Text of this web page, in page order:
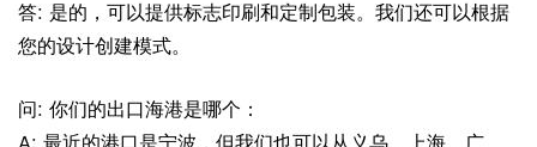
答: 是的，可以提供标志印刷和定制包装。我们还可以根据
您的设计创建模式。
问: 你们的出口海港是哪个：